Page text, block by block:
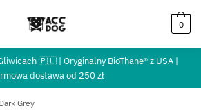
0
🇵🇱 | Oryginalny BioThane® z USA |
dostawa od 250 zł
Dark Grey